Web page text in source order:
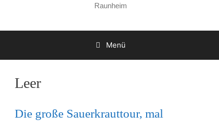
Raunheim
Menü
Leer
Die große Sauerkrauttour, mal